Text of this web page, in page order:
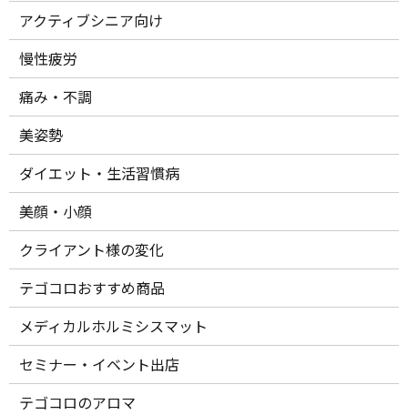
アクティブシニア向け
慢性疲労
痛み・不調
美姿勢
ダイエット・生活習慣病
美顔・小顔
クライアント様の変化
テゴコロおすすめ商品
メディカルホルミシスマット
セミナー・イベント出店
テゴコロのアロマ